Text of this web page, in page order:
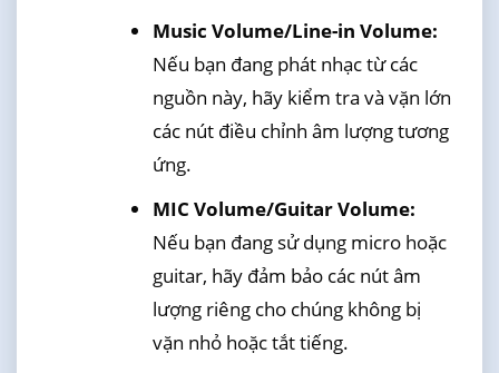
Music Volume/Line-in Volume:
Nếu bạn đang phát nhạc từ các
nguồn này, hãy kiểm tra và vặn lớn
các nút điều chỉnh âm lượng tương
ứng.
MIC Volume/Guitar Volume:
Nếu bạn đang sử dụng micro hoặc
guitar, hãy đảm bảo các nút âm
lượng riêng cho chúng không bị
vặn nhỏ hoặc tắt tiếng.